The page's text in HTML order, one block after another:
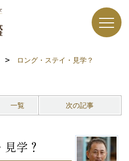
ロング・ステイ・見学？
一覧 次の記事
学？